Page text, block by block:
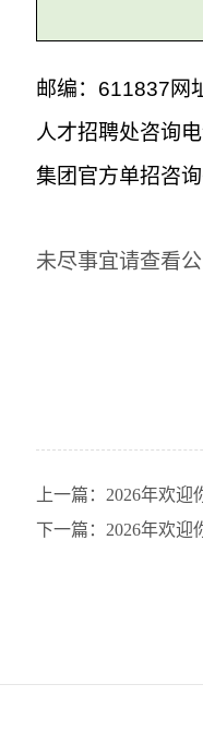
邮编： 611837网
人才招聘处咨询
集团官方单招咨询
未尽事宜请查看
上一篇：​2026年欢迎
下一篇：​2026年欢迎